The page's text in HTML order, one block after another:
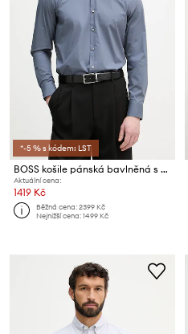
*-5 % s kódem: LST
BOSS košile pánská bavlněná s elastanem H-HANK-kent-C1-214
Aktuální cena:
1419 Kč
Běžná cena:2399 Kč
Nejnižší cena:1499 Kč